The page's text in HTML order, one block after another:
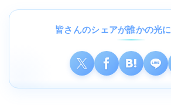
皆さんのシェアが誰かの光